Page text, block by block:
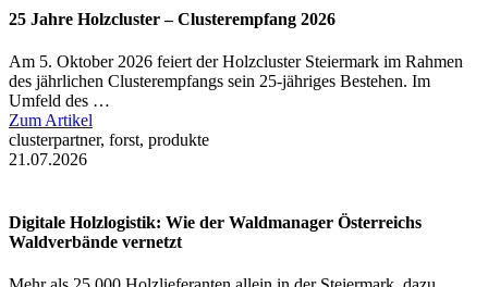
25 Jahre Holzcluster – Clusterempfang 2026
Am 5. Oktober 2026 feiert der Holzcluster Steiermark im Rahmen
des jährlichen Clusterempfangs sein 25-jähriges Bestehen. Im
Umfeld des …
Zum Artikel
clusterpartner, forst, produkte
21.07.2026
Digitale Holzlogistik: Wie der Waldmanager Österreichs
Waldverbände vernetzt